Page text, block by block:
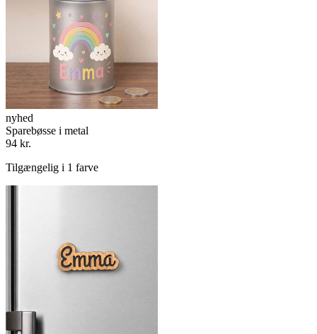
nyhed
Sparebøsse i metal
94 kr.
Tilgængelig i 1 farve